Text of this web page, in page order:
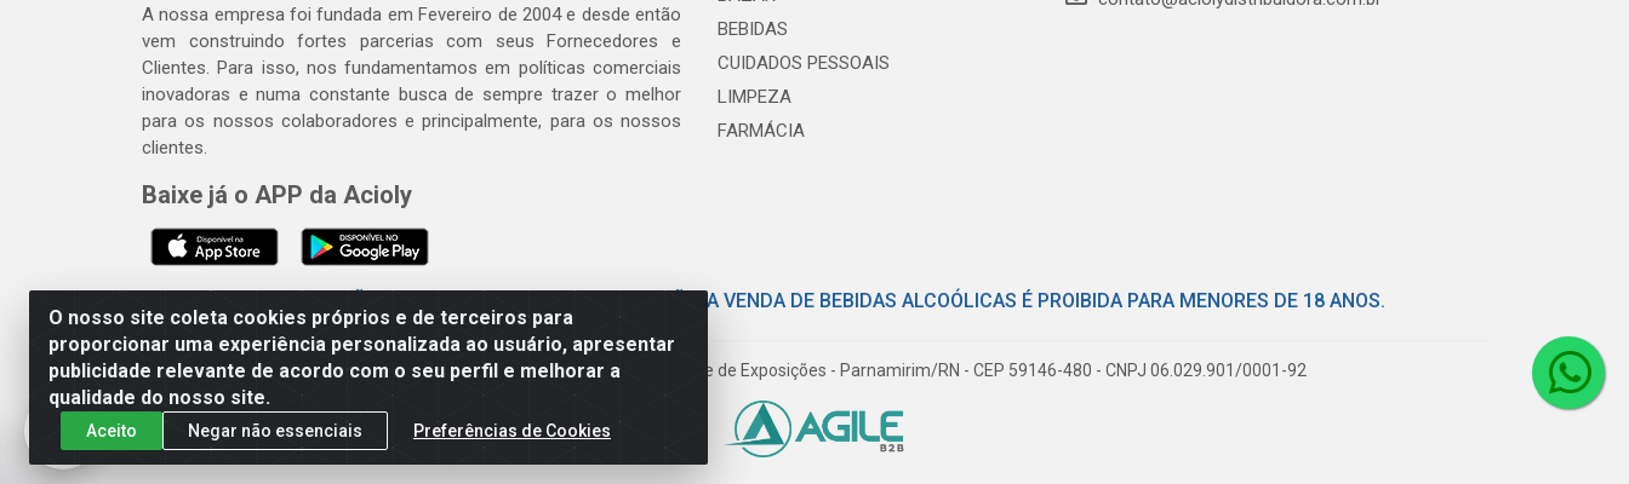
O nosso site coleta cookies próprios e de terceiros para
proporcionar uma experiência personalizada ao usuário, apresentar
publicidade relevante de acordo com o seu perfil e melhorar a
qualidade do nosso site.
Aceito Negar não essenciais Preferências de Cookies
A nossa empresa foi fundada em Fevereiro de 2004 e desde então
vem construindo fortes parcerias com seus Fornecedores e
Clientes. Para isso, nos fundamentamos em políticas comerciais
inovadoras e numa constante busca de sempre trazer o melhor
para os nossos colaboradores e principalmente, para os nossos
clientes.
Baixe já o APP da Acioly
BEBIDAS
CUIDADOS PESSOAIS
LIMPEZA
FARMÁCIA
SE BEBER, NÃO DIRIJA. APRECIE COM MODERAÇÃO. A VENDA DE BEBIDAS ALCOÓLICAS É PROIBIDA PARA MENORES DE 18 ANOS.
Acioly Distribuidora - Av Piloto Pereira Tim - Parque de Exposições - Parnamirim/RN - CEP 59146-480 - CNPJ 06.029.901/0001-92